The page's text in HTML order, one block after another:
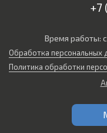
+7
Время работы:
Обработка персональных
Политика обработки